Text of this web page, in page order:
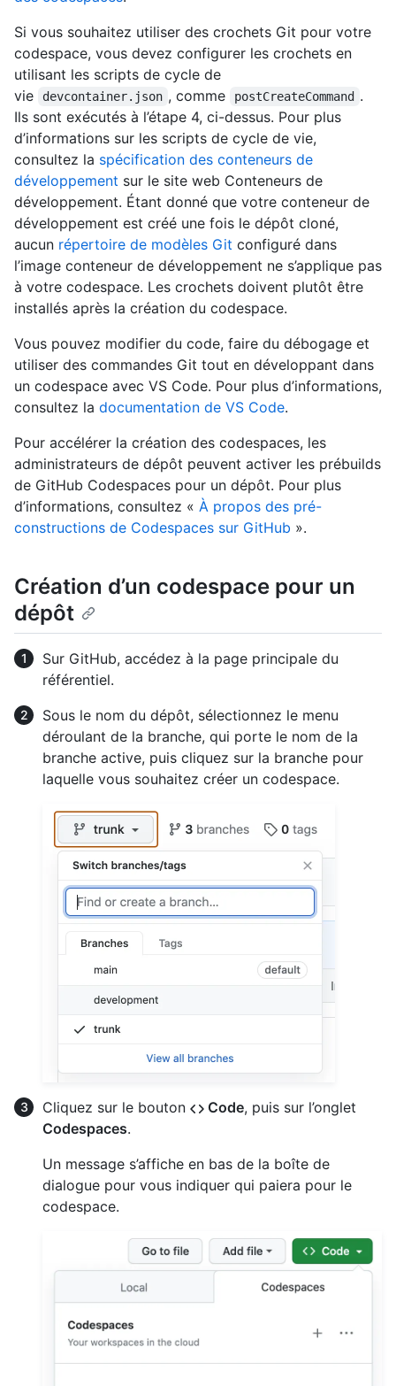
Si vous souhaitez utiliser des crochets Git pour votre
codespace, vous devez configurer les crochets en
utilisant les scripts de cycle de
vie
devcontainer.json , comme postCreateCommand .
Ils sont exécutés à l’étape 4, ci-dessus. Pour plus
d’informations sur les scripts de cycle de vie,
consultez la spécification des conteneurs de
développement sur le site web Conteneurs de
développement. Étant donné que votre conteneur de
développement est créé une fois le dépôt cloné,
aucun répertoire de modèles Git configuré dans
l’image conteneur de développement ne s’applique pas
à votre codespace. Les crochets doivent plutôt être
installés après la création du codespace.
Vous pouvez modifier du code, faire du débogage et
utiliser des commandes Git tout en développant dans
un codespace avec VS Code. Pour plus d’informations,
consultez la documentation de VS Code.
Pour accélérer la création des codespaces, les
administrateurs de dépôt peuvent activer les prébuilds
de GitHub Codespaces pour un dépôt. Pour plus
d’informations, consultez « À propos des pré-
constructions de Codespaces sur GitHub ».
Création d’un codespace pour un
dépôt
Sur GitHub, accédez à la page principale du
référentiel.
Sous le nom du dépôt, sélectionnez le menu
déroulant de la branche, qui porte le nom de la
branche active, puis cliquez sur la branche pour
laquelle vous souhaitez créer un codespace.
Cliquez sur le bouton Code, puis sur l’onglet
Codespaces.
Un message s’affiche en bas de la boîte de
dialogue pour vous indiquer qui paiera pour le
codespace.